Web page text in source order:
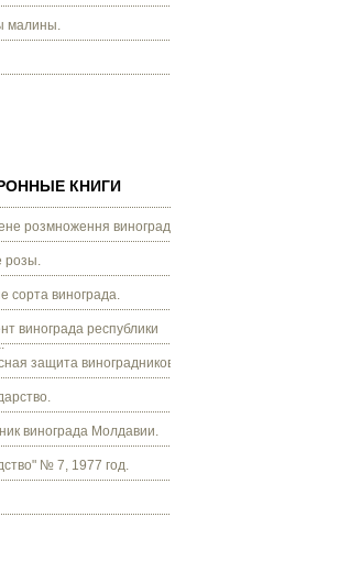
малины.
КНИГИ
розмноження винограду.
розы.
сорта винограда.
винограда республики
защита виноградников.
винограда Молдавии.
№ 7, 1977 год.